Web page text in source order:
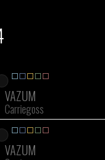
VAZUM
Carriegoss
VAZUM